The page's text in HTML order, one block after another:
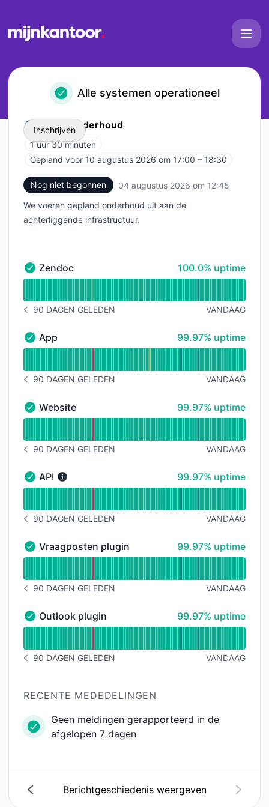
Alle systemen operationeel
Serveronderhoud
1 uur 30 minuten
Gepland voor 10 augustus 2026 om 17:00 – 18:30
Nog niet begonnen 04 augustus 2026 om 12:45
We voeren gepland onderhoud uit aan de
achterliggende infrastructuur.
Inschrijven
Email
Webhook
Add to calendar
Zendoc - Operationeel
Zendoc 100% - uptime
100.0% uptime
BERICHTGESCHIEDENIS 90 DAGEN GELEDEN
90 DAGEN GELEDEN VANDAAG
App - Operationeel
App 100% - uptime
99.97% uptime
BERICHTGESCHIEDENIS 90 DAGEN GELEDEN
90 DAGEN GELEDEN VANDAAG
Website - Operationeel
Website 100% - uptime
99.97% uptime
BERICHTGESCHIEDENIS 90 DAGEN GELEDEN
90 DAGEN GELEDEN VANDAAG
API - Operationeel
API 100% - uptime
99.97% uptime
BERICHTGESCHIEDENIS 90 DAGEN GELEDEN
90 DAGEN GELEDEN VANDAAG
Vraagposten plugin - Operationeel
Vraagposten plugin 100% - uptime
99.97% uptime
BERICHTGESCHIEDENIS 90 DAGEN GELEDEN
90 DAGEN GELEDEN VANDAAG
Outlook plugin - Operationeel
Outlook plugin 100% - uptime
99.97% uptime
BERICHTGESCHIEDENIS 90 DAGEN GELEDEN
90 DAGEN GELEDEN VANDAAG
RECENTE MEDEDELINGEN
Geen meldingen gerapporteerd in de
afgelopen 7 dagen
Berichtgeschiedenis weergeven